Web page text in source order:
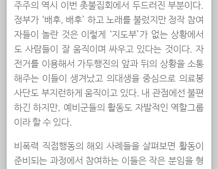
주주의 역시 이번 촛불집회에서 두드러진 부분이다.
정부가 ‘배후, 배후’ 하고 노래를 불렀지만 정작 참여
자들이 놀란 것은 이렇게 ‘지도부’가 없는 상황에서
도 사람들이 잘 움직이며 싸우고 있다는 것이다. 자
전거를 이용해서 가두행진의 앞과 뒤의 상황을 소통
해주는 이들이 생겨났고 의대생을 중심으로 의료봉
사단도 부지런하게 움직이고 있다. 내 관점에선 불편
하긴 하지만, 예비군들의 활동도 자발적인 역할그룹
이라 할 수 있다.
비폭력 직접행동의 해외 사례들을 살펴보면 활동이
준비되는 과정에서 참여하는 이들은 작은 분임을 형